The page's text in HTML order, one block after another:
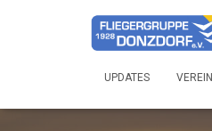
UPDATES VEREIN